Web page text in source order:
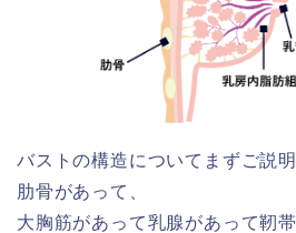
バストの構造についてまずご説
肋骨があって、
大胸筋があって乳腺があって靭